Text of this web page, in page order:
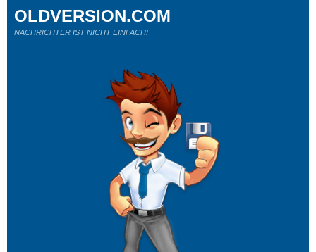
OLDVERSION.COM
NACHRICHTER IST NICHT EINFACH!